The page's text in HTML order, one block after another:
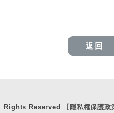
返回
Rights Reserved 【隱私權保護政